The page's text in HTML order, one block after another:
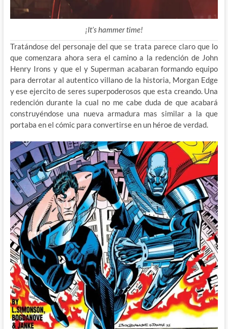
¡It’s hammer time!
Tratándose del personaje del que se trata parece claro que lo
que comenzara ahora sera el camino a la redención de John
Henry Irons y que el y Superman acabaran formando equipo
para derrotar al autentico villano de la historia, Morgan Edge
y ese ejercito de seres superpoderosos que esta creando. Una
redención durante la cual no me cabe duda de que acabará
construyéndose una nueva armadura mas similar a la que
portaba en el cómic para convertirse en un héroe de verdad.